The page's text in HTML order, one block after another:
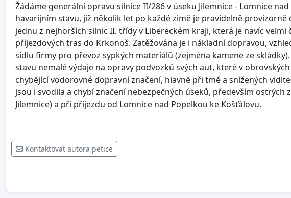
Žádáme generální opravu silnice II/286 v úseku Jilemnice - Lomnice
havarijním stavu, již několik let po každé zimě je pravidelně provizorně
jednu z nejhorších silnic II. třídy v Libereckém kraji, která je navíc velmi
příjezdových tras do Krkonoš. Zatěžována je i nákladní dopravou,
sídlu firmy pro převoz sypkých materiálů (zejména kamene ze
stavu nemalé výdaje na opravy podvozků svých aut, které v
chybějící vodorovné dopravní značení, hlavně při tmě a snížených
jsou i svodila a chybí značení nebezpečných úseků, především ostrých
Jilemnice) a při příjezdu od Lomnice nad Popelkou ke Košťálovu.
Kontaktovat autora petice